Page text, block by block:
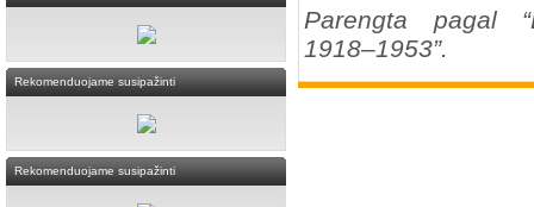
Rekomenduojame susipažinti
Rekomenduojame susipažinti
Parengta pagal
1918–1953”.